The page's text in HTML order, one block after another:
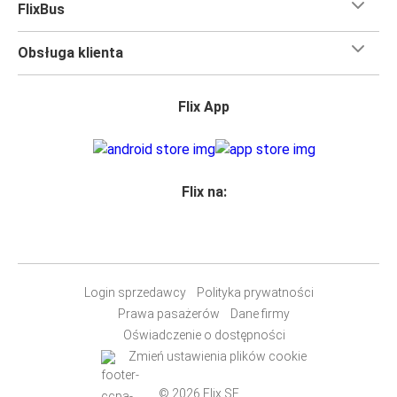
FlixBus
Obsługa klienta
Flix App
Flix na:
Login sprzedawcy
Polityka prywatności
Prawa pasażerów
Dane firmy
Oświadczenie o dostępności
Zmień ustawienia plików cookie
© 2026 Flix SE